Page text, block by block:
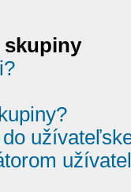
skupiny